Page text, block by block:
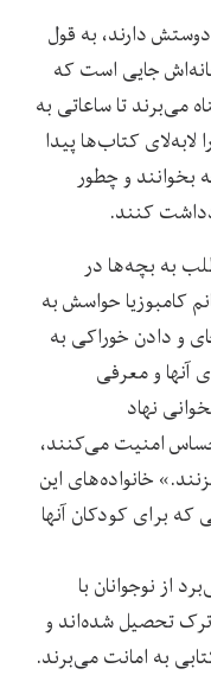
دارند، به قول
جایی است که
می‌برند تا ساعاتی به
کتاب‌ها پیدا
بخوانند و چطور
کنند.
به بچه‌ها در
کامبوزیا حواسش به
و دادن خوراکی به
آنها و معرفی
نهاد
امنیت می‌کنند،
خانواده‌های این
که برای کودکان آنها
از نوجوانان با
تحصیل شده‌اند و
به امانت می‌برند.